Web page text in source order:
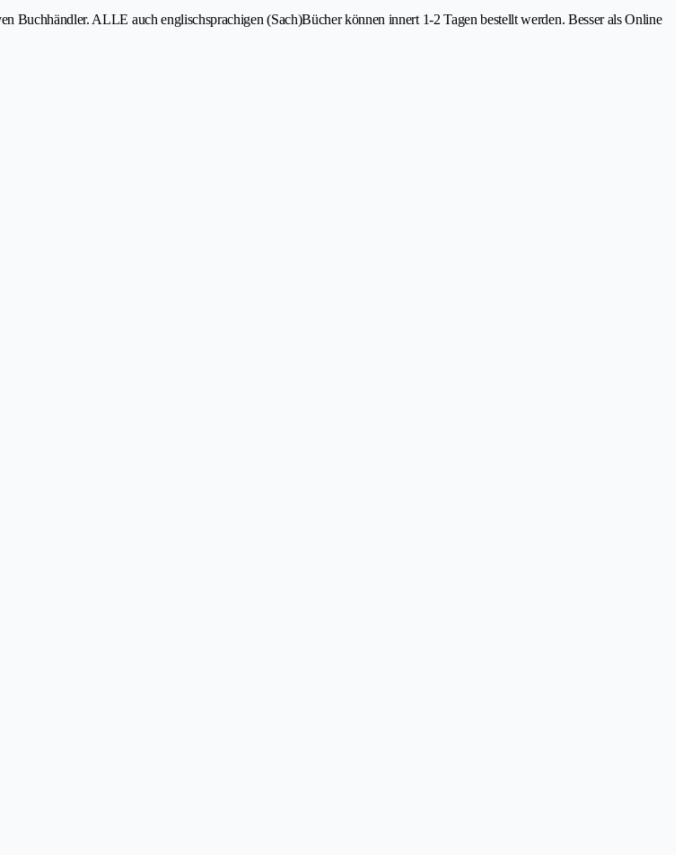
Buchhändler. ALLE auch englischsprachigen (Sach)Bücher können innert 1-2 Tagen bestellt werden. Besser als Online